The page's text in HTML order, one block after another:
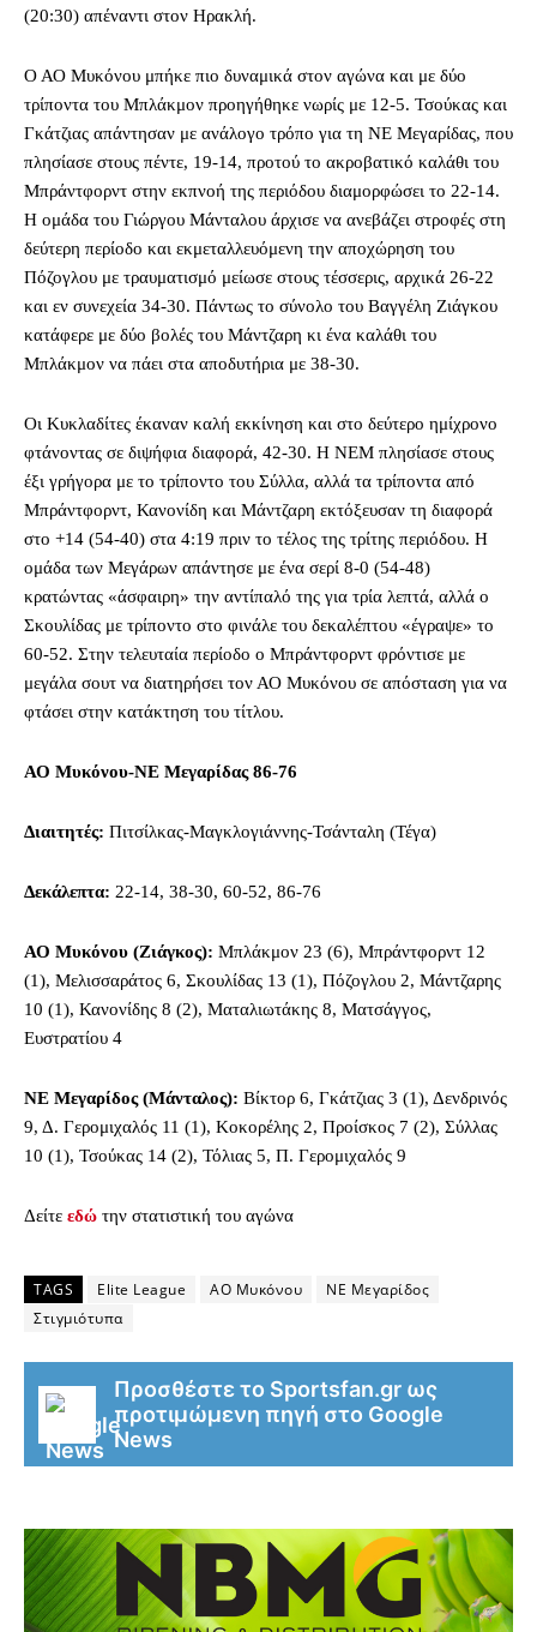
(20:30) απέναντι στον Ηρακλή.
Ο ΑΟ Μυκόνου μπήκε πιο δυναμικά στον αγώνα και με δύο
τρίποντα του Μπλάκμον προηγήθηκε νωρίς με 12-5. Τσούκας και
Γκάτζιας απάντησαν με ανάλογο τρόπο για τη ΝΕ Μεγαρίδας, που
πλησίασε στους πέντε, 19-14, προτού το ακροβατικό καλάθι του
Μπράντφορντ στην εκπνοή της περιόδου διαμορφώσει το 22-14.
Η ομάδα του Γιώργου Μάνταλου άρχισε να ανεβάζει στροφές στη
δεύτερη περίοδο και εκμεταλλευόμενη την αποχώρηση του
Πόζογλου με τραυματισμό μείωσε στους τέσσερις, αρχικά 26-22
και εν συνεχεία 34-30. Πάντως το σύνολο του Βαγγέλη Ζιάγκου
κατάφερε με δύο βολές του Μάντζαρη κι ένα καλάθι του
Μπλάκμον να πάει στα αποδυτήρια με 38-30.
Οι Κυκλαδίτες έκαναν καλή εκκίνηση και στο δεύτερο ημίχρονο
φτάνοντας σε διψήφια διαφορά, 42-30. Η ΝΕΜ πλησίασε στους
έξι γρήγορα με το τρίποντο του Σύλλα, αλλά τα τρίποντα από
Μπράντφορντ, Κανονίδη και Μάντζαρη εκτόξευσαν τη διαφορά
στο +14 (54-40) στα 4:19 πριν το τέλος της τρίτης περιόδου. Η
ομάδα των Μεγάρων απάντησε με ένα σερί 8-0 (54-48)
κρατώντας «άσφαιρη» την αντίπαλό της για τρία λεπτά, αλλά ο
Σκουλίδας με τρίποντο στο φινάλε του δεκαλέπτου «έγραψε» το
60-52. Στην τελευταία περίοδο ο Μπράντφορντ φρόντισε με
μεγάλα σουτ να διατηρήσει τον ΑΟ Μυκόνου σε απόσταση για να
φτάσει στην κατάκτηση του τίτλου.
ΑΟ Μυκόνου-ΝΕ Μεγαρίδας86-76
Διαιτητές: Πιτσίλκας-Μαγκλογιάννης-Τσάνταλη (Τέγα)
Δεκάλεπτα: 22-14, 38-30, 60-52, 86-76
ΑΟ Μυκόνου (Ζιάγκος): Μπλάκμον 23 (6), Μπράντφορντ 12
(1), Μελισσαράτος 6, Σκουλίδας 13 (1), Πόζογλου 2, Μάντζαρης
10 (1), Κανονίδης 8 (2), Ματαλιωτάκης 8, Ματσάγγος,
Ευστρατίου 4
ΝΕ Μεγαρίδος (Μάνταλος): Βίκτορ 6, Γκάτζιας 3 (1), Δενδρινός
9, Δ. Γερομιχαλός 11 (1), Κοκορέλης 2, Προίσκος 7 (2), Σύλλας
10 (1), Τσούκας 14 (2), Τόλιας 5, Π. Γερομιχαλός 9
Δείτε εδώ την στατιστική του αγώνα
TAGS Elite League ΑΟ Μυκόνου
ΝΕ Μεγαρίδος
Στιγμιότυπα
Προσθέστε το Sportsfan.gr ως
προτιμώμενη πηγή στο Google
News